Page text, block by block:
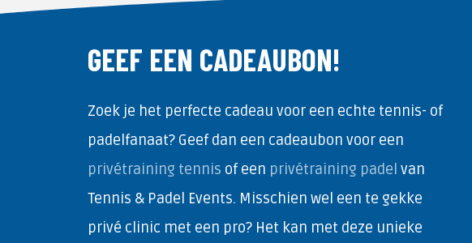
GEEF EEN CADEAUBON!
Zoek je het perfecte cadeau voor een echte tennis- of
padelfanaat? Geef dan een cadeaubon voor een
privétraining tennis of een privétraining padel van
Tennis & Padel Events. Misschien wel een te gekke
privé clinic met een pro? Het kan met deze unieke